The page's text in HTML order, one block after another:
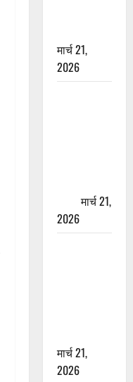
मार्च 21,
2026
मार्च 21,
2026
मार्च 21,
2026